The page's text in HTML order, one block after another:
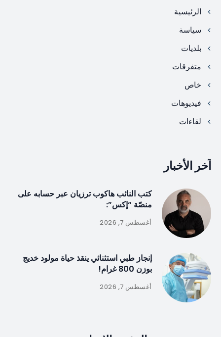
الرئيسية
سياسة
بلديات
متفرقات
خاص
فيديوهات
لقاءات
آخر الأخبار
كتب النائب هاكوب ترزيان عبر حسابه على
منصّة “إكس”:
أغسطس 7, 2026
إنجاز طبي استثنائي ينقذ حياة مولود خديج
بوزن 800 غرام!
أغسطس 7, 2026